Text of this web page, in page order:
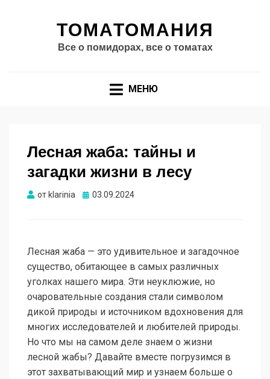
ТОМАТОМАНИЯ
Все о помидорах, все о томатах
МЕНЮ
Лесная жаба: тайны и
загадки жизни в лесу
от klarinia Опубликовано
03.09.2024
Лесная жаба — это удивительное и загадочное
существо, обитающее в самых различных
уголках нашего мира. Эти неуклюжие, но
очаровательные создания стали символом
дикой природы и источником вдохновения для
многих исследователей и любителей природы.
Но что мы на самом деле знаем о жизни
лесной жабы? Давайте вместе погрузимся в
этот захватывающий мир и узнаем больше о